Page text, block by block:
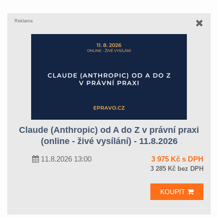
Reklama
Claude (Anthropic) od A do Z v právní praxi
(online - živé vysílání) - 11.8.2026
11.8.2026 13:00 3 975 Kč s DPH
3 285 Kč bez DPH
KOUPIT